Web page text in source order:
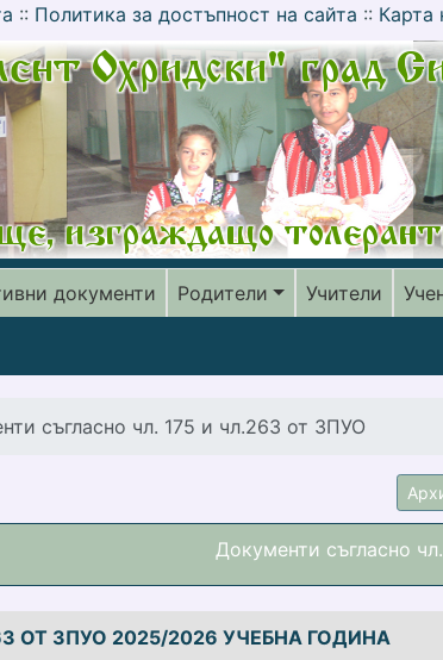
:: Политика за достъпност на сайта :: Карта
документи Родители Учители
съгласно чл. 175 и чл.263 от ЗПУО
Документи съгласно
ОТ ЗПУО 2025/2026 УЧЕБНА ГОДИНА